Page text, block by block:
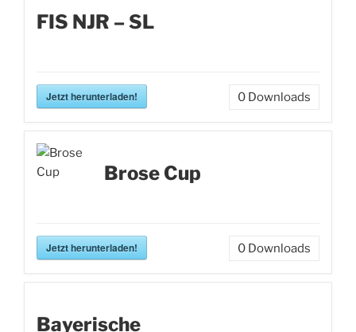
FIS NJR – SL
Jetzt herunterladen! 0 Downloads
Brose Cup
Jetzt herunterladen! 0 Downloads
Bayerische